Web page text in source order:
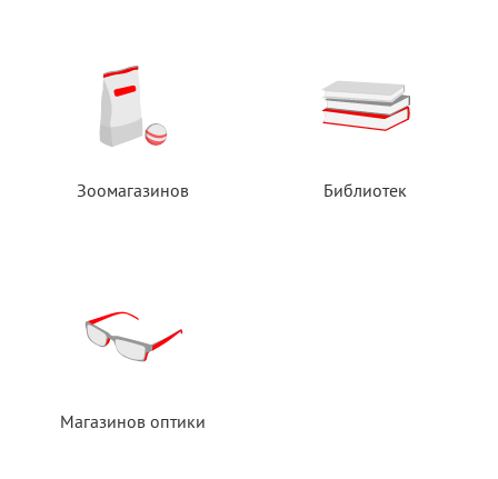
Зоомагазинов Библиотек
Магазинов оптики